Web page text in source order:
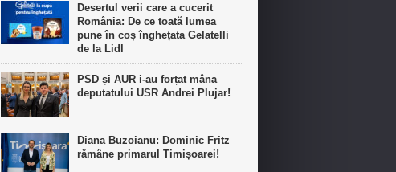
Desertul verii care a cucerit
România: De ce toată lumea
pune în coș înghețata Gelatelli
de la Lidl
PSD și AUR i-au forțat mâna
deputatului USR Andrei Plujar!
Diana Buzoianu: Dominic Fritz
rămâne primarul Timișoarei!